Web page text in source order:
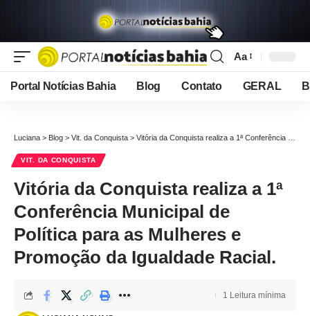
Font
Resizer
Aa
Portal Notícias Bahia Blog Contato GERAL
Luciana > Blog > Vit. da Conquista > Vitória da Conquista realiza a 1ª Conferência Municipal de Política para as Mulheres e Promoção da Igualdade Racial.
VIT. DA CONQUISTA
Vitória da Conquista realiza a 1ª
Conferência Municipal de
Política para as Mulheres e
Promoção da Igualdade Racial.
1 Leitura mínima